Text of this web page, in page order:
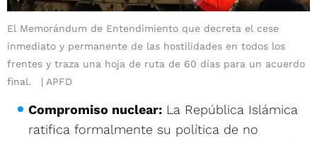
El Memorándum de Entendimiento que decreta el cese
inmediato y permanente de las hostilidades en todos los
frentes y traza una hoja de ruta de 60 días para un acuerdo
final.
APFD
Compromiso nuclear: La República Islámica
ratifica formalmente su política de no